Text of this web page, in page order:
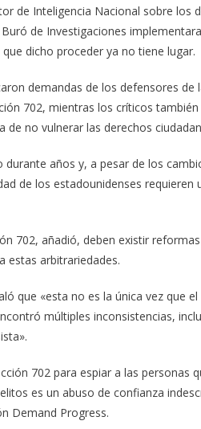
de Inteligencia Nacional sobre
de Investigaciones
dicho proceder ya no tiene lugar.
demandas de los defensores de
702, mientras los críticos
de no vulnerar las derechos
años y, a pesar de los
de los estadounidenses
702, añadió, deben existir
estas arbitrariedades.
que «esta no es la única vez que
múltiples inconsistencias,
702 para espiar a las
es un abuso de confianza
Demand Progress.